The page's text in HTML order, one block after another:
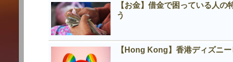
【お金】借金で困っている人
う
【Hong Kong】香港ディズニ